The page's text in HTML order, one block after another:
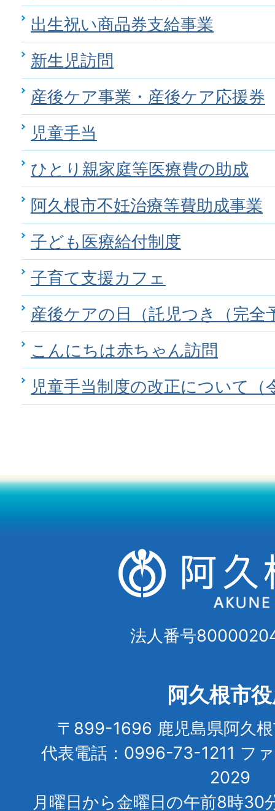
出生祝い商品券支給事業
新生児訪問
産後ケア事業・産後ケア応援券
児童手当
ひとり親家庭等医療費の助成
阿久根市不妊治療等費助成事業
子ども医療給付制度
子育て支援カフェ
産後ケアの日（託児つき（完全
こんにちは赤ちゃん訪問
児童手当制度の改正について（
法人番号
阿久根市
〒899-1696 鹿児島県阿久
代表電話：0996-73-1211 フ
2029
月曜日から金曜日の午前8時30